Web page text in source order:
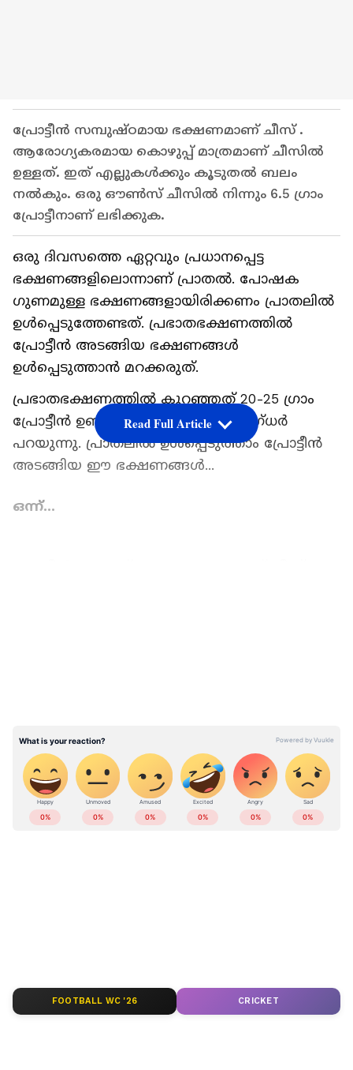
പ്രോട്ടീൻ സമ്പുഷ്ഠമായ ഭക്ഷണമാണ് ചീസ് .
ആരോഗ്യകരമായ കൊഴുപ്പ് മാത്രമാണ് ചീസിൽ
ഉള്ളത്. ഇത് എല്ലുകൾക്കും കൂടുതൽ ബലം
നൽകും. ഒരു ഔൺസ് ചീസിൽ നിന്നും 6.5 ഗ്രാം
പ്രോട്ടീനാണ് ലഭിക്കുക.
ഒരു ദിവസത്തെ ഏറ്റവും പ്രധാനപ്പെട്ട
ഭക്ഷണങ്ങളിലൊന്നാണ് പ്രാതൽ. പോഷക​
ഗുണമുള്ള ഭക്ഷണങ്ങളായിരിക്കണം പ്രാതലിൽ
ഉൾപ്പെടുത്തേണ്ടത്. പ്രഭാതഭക്ഷണത്തിൽ
പ്രോട്ടീൻ അടങ്ങിയ ഭക്ഷണങ്ങൾ
ഉൾപ്പെടുത്താൻ മറക്കരുത്.
പ്രഭാതഭക്ഷണത്തിൽ കുറഞ്ഞത് 20-25 ഗ്രാം
പ്രോട്ടീൻ ഉണ്ടായിരിക്കണമെന്ന് വിദ​ഗ്ധർ
പറയുന്നു. പ്രാതലിൽ ഉൾപ്പെടുത്താം പ്രോട്ടീൻ
അടങ്ങിയ ഈ ഭക്ഷണങ്ങൾ...
ഒന്ന്...
Read Full Article
ഏഷ്യാനെറ്റ് ന്യൂസ് മലയാളത്തിലൂടെ
Health
Web Desk
FOOTBALL WC '26 CRICKET